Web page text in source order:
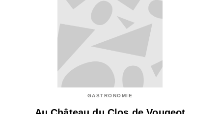
GASTRONOMIE